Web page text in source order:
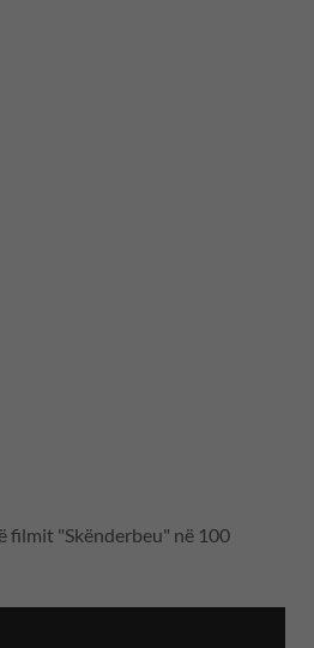
filmit "Skënderbeu" në 100